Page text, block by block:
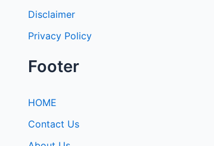
Disclaimer
Privacy Policy
Footer
HOME
Contact Us